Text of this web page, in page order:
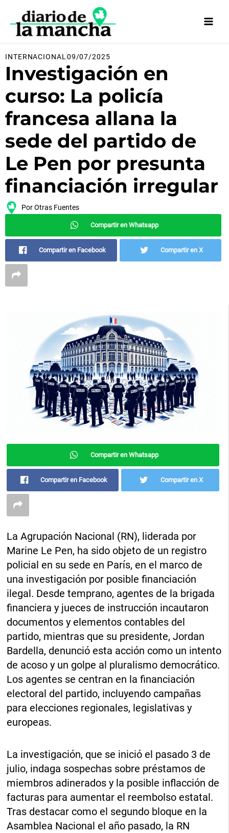
contenido
INTERNACIONAL 09/07/2025
Investigación en
curso: La policía
francesa allana la
sede del partido de
Le Pen por presunta
financiación irregular
PorOtras Fuentes
Compartir en Whatsapp
Compartir en Facebook Compartir en X
Compartir en Whatsapp
Compartir en Facebook Compartir en X
La Agrupación Nacional (RN), liderada por
Marine Le Pen, ha sido objeto de un registro
policial en su sede en París, en el marco de
una investigación por posible financiación
ilegal. Desde temprano, agentes de la brigada
financiera y jueces de instrucción incautaron
documentos y elementos contables del
partido, mientras que su presidente, Jordan
Bardella, denunció esta acción como un intento
de acoso y un golpe al pluralismo democrático.
Los agentes se centran en la financiación
electoral del partido, incluyendo campañas
para elecciones regionales, legislativas y
europeas.
La investigación, que se inició el pasado 3 de
julio, indaga sospechas sobre préstamos de
miembros adinerados y la posible inflacción de
facturas para aumentar el reembolso estatal.
Tras destacar como el segundo bloque en la
Asamblea Nacional el año pasado, la RN